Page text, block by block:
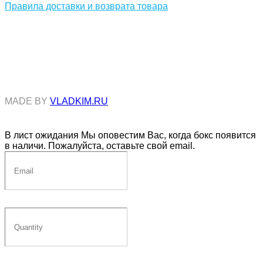
Правила доставки и возврата товара
MADE BY VLADKIM.RU
В лист ожидания Мы оповестим Вас, когда бокс появится
в наличи. Пожалуйста, оставьте свой email.